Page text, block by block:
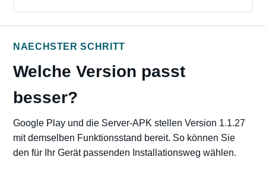
NAECHSTER SCHRITT
Welche Version passt
besser?
Google Play und die Server-APK stellen Version 1.1.27
mit demselben Funktionsstand bereit. So können Sie
den für Ihr Gerät passenden Installationsweg wählen.